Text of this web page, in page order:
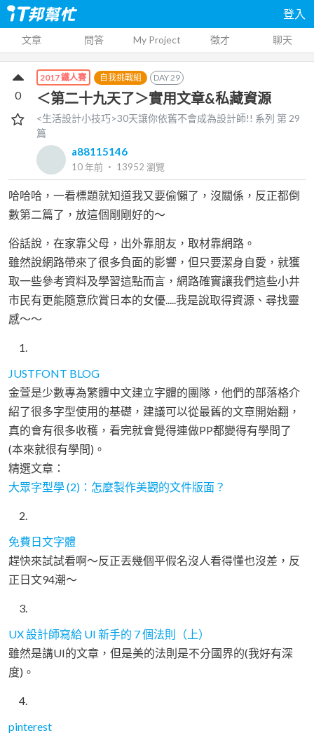
登入
文章 問答 My Project 徵才 聊天
2017 鐵人賽 自我挑戰組 DAY29
＜第二十九天了＞實用文章&私藏資源
<生活設計小技巧>30天讓你依舊不會成為設計師!! 系列 第29
篇
a88115146
10 年前 ‧ 13952 瀏覽
0
哈哈哈，一看標題就知道我又要偷懶了，沒關係，反正都倒
數第二篇了，放這個剛剛好的～
俗話說，在家靠父母，出外靠朋友，取材靠網路。
雖然說網路帶來了很多負面的影響，但只要潔身自愛，就獲
取一些參考資料及學習這點而言，網路確實讓我們這些小井
市民有更能隨意欣賞日本的女優.....我是說取得資源、尋找靈
感～～
JUSTFONT BLOG
金萱是少數專為繁體中文建立字體的團隊，他們的部落格介
紹了很多字型使用的基礎，建議可以從最舊的文章開始翻，
真的會有很多收穫，看完就會覺得連做PP都變得有學問了
(本來就很有學問)。
精選文章：
大眾字型學 (2)：怎麼製作美觀的文件版面？
免費日文字體
趕快來試試看啊～反正丟幾個平假名沒人看得懂也沒差，反
正日文94潮～
UX 設計師寫給 UI 新手的 7 個法則（上）
雖然是講UI的文章，但是美的法則是不分國界的(我好有深
度)。
pinterest